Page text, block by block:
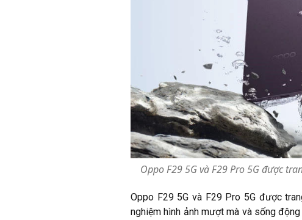
Oppo F29 5G và F29 Pro 5G được
Oppo F29 5G và F29 Pro 5G được
nghiệm hình ảnh mượt mà và sống